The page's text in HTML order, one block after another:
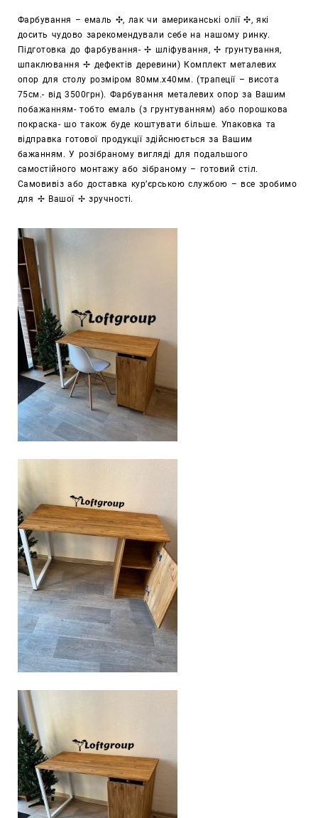
Фарбування – емаль ✣, лак чи американські олії✣, які
досить чудово зарекомендували себе на нашому ринку.
Підготовка до фарбування-✢ шліфування,✢ грунтування,
шпаклювання✢ дефектів деревини) Комплект металевих
опор для столу розміром 80мм.х40мм. (трапеції – висота
75см.- від 3500грн). Фарбування металевих опор за Вашим
побажанням- тобто емаль (з грунтуванням) або порошкова
покраска- шо також буде коштувати більше. Упаковка та
відправка готової продукції здійснюється за Вашим
бажанням. У розібраному вигляді для подальшого
самостійного монтажу або зібраному – готовий стіл.
Самовивіз або доставка кур’єрською службою – все зробимо
для ✢ Вашої ✢ зручності.